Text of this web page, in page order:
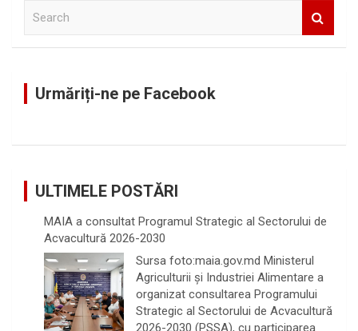
Urmăriți-ne pe Facebook
ULTIMELE POSTĂRI
MAIA a consultat Programul Strategic al Sectorului de
Acvacultură 2026-2030
Sursa foto:maia.gov.md Ministerul
Agriculturii și Industriei Alimentare a
organizat consultarea Programului
Strategic al Sectorului de Acvacultură
2026-2030 (PSSA), cu participarea